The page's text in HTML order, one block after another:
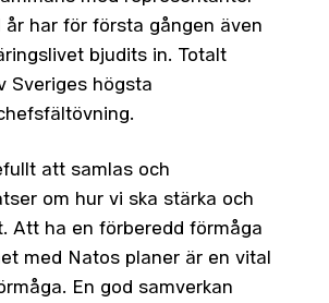
har för första gången även
bjudits in. Totalt
Sveriges högsta
att samlas och
om hur vi ska stärka och
Att ha en förberedd förmåga
med Natos planer är en vital
En god samverkan